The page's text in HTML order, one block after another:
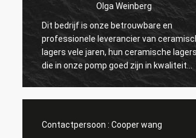
Olga Weinberg
Dit bedrijf is onze betrouwbare en
professionele leverancier van
lagers vele jaren, hun ceramische
die in onze pomp goed zijn in kwaliteit
worden gebruikt.
Contactpersoon : Cooper wang